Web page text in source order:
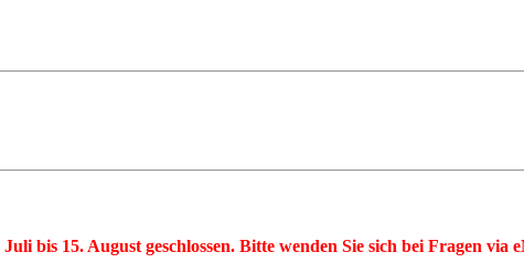
Juli bis 15. August geschlossen. Bitte wenden Sie sich bei Fragen via